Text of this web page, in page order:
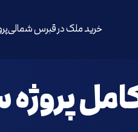
خرید ملک در قبرس شمالی